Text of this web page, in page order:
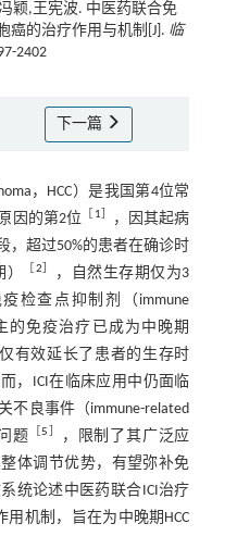
颖,王宪波. 中医药联合免
癌的治疗作用与机制[J]. 临
2402
下一篇
，HCC）是我国第4位常
因的第2位
1
，因其起病
，超过50%的患者在确诊时
2
，自然生存期仅为3
检查点抑制剂（immune
的免疫治疗已成为中晚期
有效延长了患者的生存时
，ICI在临床应用中仍面临
不良事件（immune-related
题 ［5
，限制了其广泛应
体调节优势，有望弥补免
统论述中医药联合ICI治疗
用机制，旨在为中晚期HCC